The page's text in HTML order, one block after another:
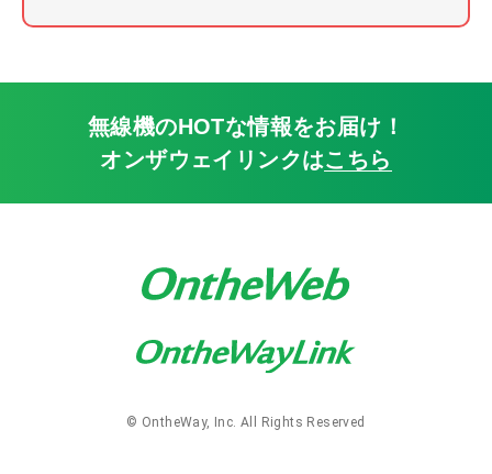
無線機のHOTな情報をお届け！
オンザウェイリンクはこちら
© OntheWay, Inc. All Rights Reserved
保護フィルム
テスト貸出対応機